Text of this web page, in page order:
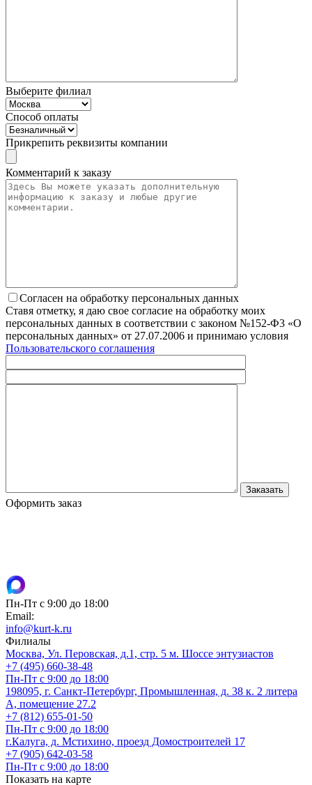
Выберите филиал
Способ оплаты
Прикрепить реквизиты компании
Комментарий к заказу
Согласен на обработку персональных данных
Ставя отметку, я даю свое согласие на обработку моих
персональных данных в соответствии с законом №152-Ф3 «О
персональных данных» от 27.07.2006 и принимаю условия
Пользовательского соглашения
Оформить заказ
Пн-Пт с 9:00 до 18:00
Email:
info@kurt-k.ru
Филиалы
Москва, Ул. Перовская, д.1, стр. 5 м. Шоссе энтузиастов
+7 (495) 660-38-48
Пн-Пт с 9:00 до 18:00
198095, г. Санкт-Петербург, Промышленная, д. 38 к. 2 литера
А, помещение 27.2
+7 (812) 655-01-50
Пн-Пт с 9:00 до 18:00
г.Калуга, д. Мстихино, проезд Домостроителей 17
+7 (905) 642-03-58
Пн-Пт с 9:00 до 18:00
Показать на карте